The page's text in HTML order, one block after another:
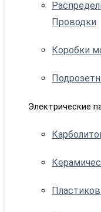
Проводки
Коробки
Электрические